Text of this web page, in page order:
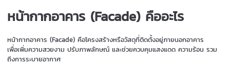
หน้ากากอาคาร (Facade) คืออะไร
หน้ากากอาคาร (Facade) คือโครงสร้างหรือวัสดุที่ติดตั้งอยู่ภายนอกอาคาร
เพื่อเพิ่มความสวยงาม ปรับภาพลักษณ์ และช่วยควบคุมแสงแดด ความร้อน รวม
ถึงการระบายอากาศ